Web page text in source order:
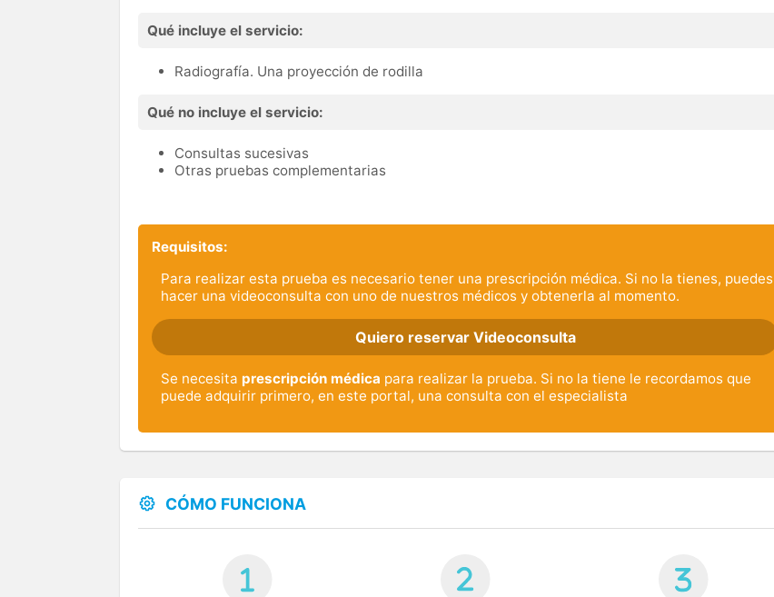
Qué incluye el servicio:
Radiografía. Una proyección de rodilla
Qué no incluye el servicio:
Consultas sucesivas
Otras pruebas complementarias
Requisitos:
Para realizar esta prueba es necesario tener una prescripción médica. Si no la tienes, puedes
hacer una videoconsulta con uno de nuestros médicos y obtenerla al momento.
Quiero reservar Videoconsulta
Se necesita prescripción médica para realizar la prueba. Si no la tiene le recordamos que
puede adquirir primero, en este portal, una consulta con el especialista
CÓMO FUNCIONA